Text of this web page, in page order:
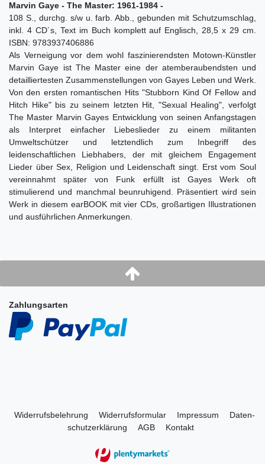
Marvin Gaye - The Master: 1961-1984 -
108 S., durchg. s/w u. farb. Abb., gebunden mit Schutzumschlag,
inkl. 4 CD´s, Text im Buch komplett auf Englisch, 28,5 x 29 cm.
ISBN: 9783937406886
Als Verneigung vor dem wohl faszinierendsten Motown-Künstler
Marvin Gaye ist The Master eine der atemberaubendsten und
detailliertesten Zusammenstellungen von Gayes Leben und Werk.
Von den ersten romantischen Hits "Stubborn Kind Of Fellow and
Hitch Hike" bis zu seinem letzten Hit, "Sexual Healing", verfolgt
The Master Marvin Gayes Entwicklung von seinen Anfangstagen
als Interpret einfacher Liebeslieder zu einem militanten
Umweltschützer und letztendlich zum Inbegriff des
leidenschaftlichen Liebhabers, der mit gleichem Engagement
Lieder über Sex, Religion und Leidenschaft singt. Erst vom Soul
vereinnahmt später von Funk erfüllt ist Gayes Werk oft
stimulierend und manchmal beunruhigend. Präsentiert wird sein
Werk in diesem earBOOK mit vier CDs, großartigen Illustrationen
und ausführlichen Anmerkungen.
Zahlungsarten
Widerrufs­belehrung Widerrufs­formular Impressum
Daten­
schutz­erklärung
AGB Kontakt